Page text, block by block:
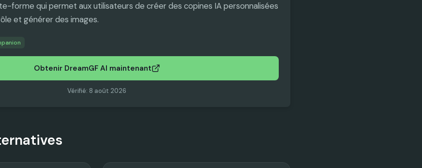
forme qui permet aux utilisateurs de créer des copines IA personnalisées
et générer des images.
Obtenir DreamGF AI maintenant
Vérifié: 8 août 2026